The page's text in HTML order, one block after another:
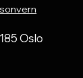
Oslo